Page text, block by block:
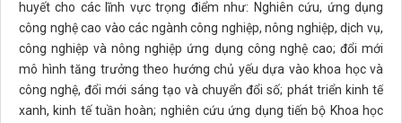
huyết cho các lĩnh vực trọng điểm như: Nghiên cứu, ứng dụng
công nghệ cao vào các ngành công nghiệp, nông nghiệp, dịch vụ,
công nghiệp và nông nghiệp ứng dụng công nghệ cao; đổi mới
mô hình tăng trưởng theo hướng chủ yếu dựa vào khoa học và
công nghệ, đổi mới sáng tạo và chuyển đổi số; phát triển kinh tế
xanh, kinh tế tuần hoàn; nghiên cứu ứng dụng tiến bộ Khoa học